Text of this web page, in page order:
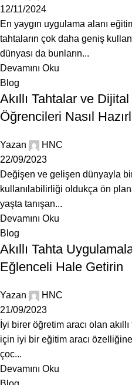
12/11/2024
En yaygın uygulama alanı
tahtaların çok daha geniş
dünyası da bunların...
Devamını Oku
Blog
Akıllı Tahtalar ve
Öğrencileri Nasıl
Yazan
HNC
22/09/2023
Değişen ve gelişen dünyayla
kullanılabilirliği oldukça ön
yaşta tanışan...
Devamını Oku
Blog
Akıllı Tahta
Eğlenceli Hale Getirin
Yazan
HNC
21/09/2023
İyi birer öğretim aracı olan
için iyi bir eğitim aracı
çoc...
Devamını Oku